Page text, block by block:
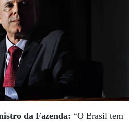
da Fazenda: “O Brasil tem